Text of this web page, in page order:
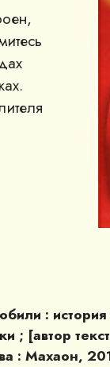
:
; [автор
: Махаон,